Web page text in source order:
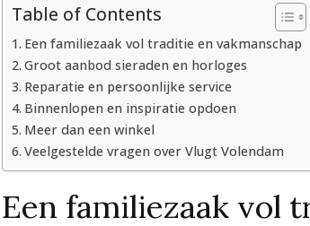
Table of Contents
Een familiezaak vol traditie en vakmanschap
Groot aanbod sieraden en horloges
Reparatie en persoonlijke service
Binnenlopen en inspiratie opdoen
Meer dan een winkel
Veelgestelde vragen over Vlugt Volendam
Een familiezaak vol